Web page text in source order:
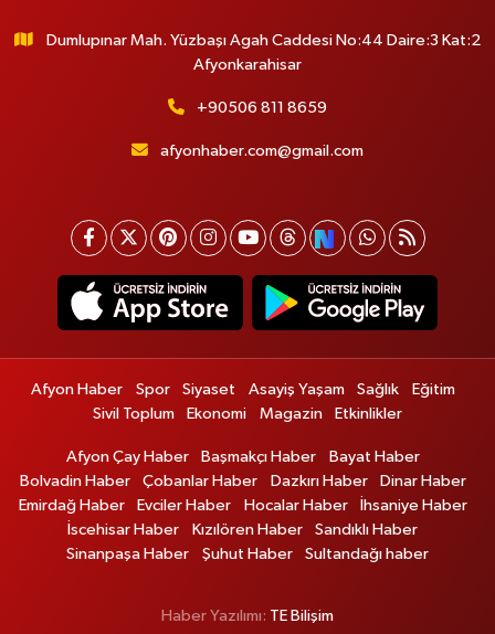
Dumlupınar Mah. Yüzbaşı Agah Caddesi No:44 Daire:3 Kat:2
Afyonkarahisar
+90506 811 8659
afyonhaber.com@gmail.com
Afyon Haber Spor Siyaset Asayiş Yaşam Sağlık
Eğitim
Sivil Toplum
Ekonomi Magazin Etkinlikler
Afyon Çay Haber Başmakçı Haber
Bayat Haber
Bolvadin Haber
Çobanlar Haber Dazkırı Haber
Dinar Haber
Emirdağ Haber
Evciler Haber Hocalar Haber
İhsaniye Haber
İscehisar Haber
Kızılören Haber
Sandıklı Haber
Sinanpaşa Haber
Şuhut Haber Sultandağı haber
Haber Yazılımı: TE Bilişim